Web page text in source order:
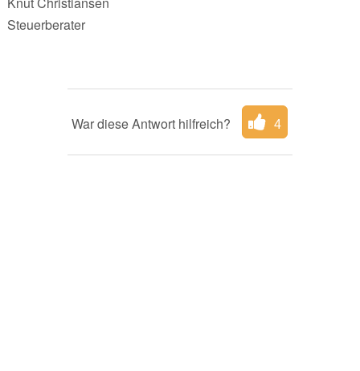
Steuerberater
War diese Antwort hilfreich? 4